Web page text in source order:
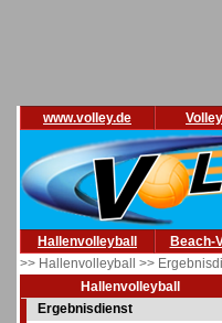
www.volley.de
Hallenvolleyball Beach-
>> Hallenvolleyball >>
Hallenvolleyball
Ergebnisdienst